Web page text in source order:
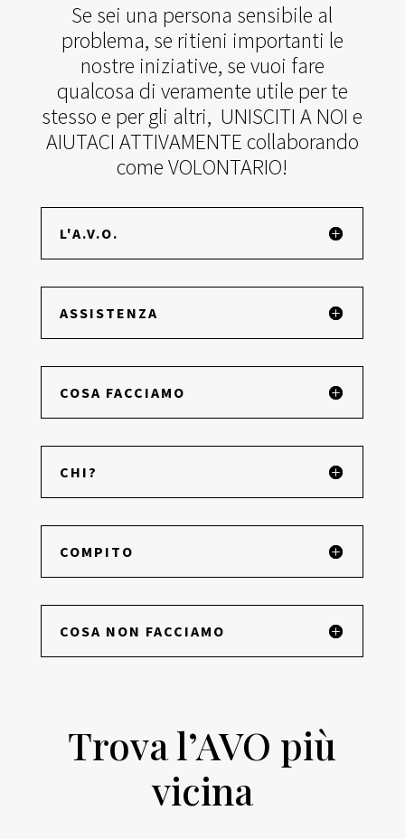
Se sei una persona sensibile al
problema, se ritieni importanti le
nostre iniziative, se vuoi fare
qualcosa di veramente utile per te
stesso e per gli altri, UNISCITI A NOI e
AIUTACI ATTIVAMENTE collaborando
come VOLONTARIO!
L'A.V.O.
ASSISTENZA
COSA FACCIAMO
CHI?
COMPITO
COSA NON FACCIAMO
Trova l’AVO più
vicina